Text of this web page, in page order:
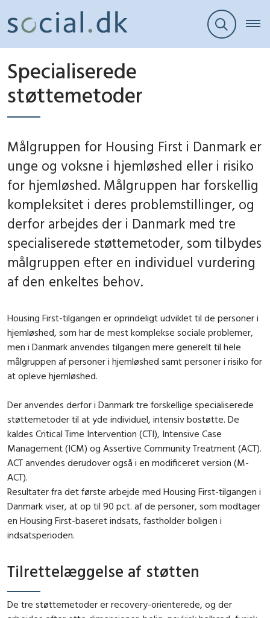
Specialiserede
støttemetoder
Målgruppen for Housing First i Danmark er
unge og voksne i hjemløshed eller i risiko
for hjemløshed. Målgruppen har forskellig
kompleksitet i deres problemstillinger, og
derfor arbejdes der i Danmark med tre
specialiserede støttemetoder, som tilbydes
målgruppen efter en individuel vurdering
af den enkeltes behov.
Housing First-tilgangen er oprindeligt udviklet til de personer i
hjemløshed, som har de mest komplekse sociale problemer,
men i Danmark anvendes tilgangen mere generelt til hele
målgruppen af personer i hjemløshed samt personer i risiko for
at opleve hjemløshed.
Der anvendes derfor i Danmark tre forskellige specialiserede
støttemetoder til at yde individuel, intensiv bostøtte. De
kaldes Critical Time Intervention (CTI), Intensive Case
Management (ICM) og Assertive Community Treatment (ACT).
ACT anvendes derudover også i en modificeret version (M-
ACT).
Resultater fra det første arbejde med Housing First-tilgangen i
Danmark viser, at op til 90 pct. af de personer, som modtager
en Housing First-baseret indsats, fastholder boligen i
indsatsperioden.
Tilrettelæggelse af støtten
De tre støttemetoder er recovery-orienterede, og der